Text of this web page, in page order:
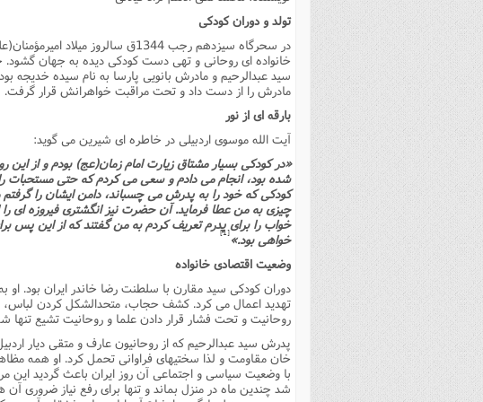
شماره
شماره
شماره
شماره
شماره
شماره
علوم تربیتی
آئین
خانواده
تولد و دوران کودکى
خانواده اى روحانى و تهى دست کودکى دیده به جهان گشود.
سید عبدالرحیم و مادرش بانویى پارسا به نام سیده خدیجه
مادرش را از دست داد و تحت مراقبت خواهرانش قرار گرفت.
بارقه اى از نور
آیت الله موسوى اردبیلى در خاطره اى شیرین مى گوید:
«در کودکى بسیار مشتاق زیارت امام زمان(عج) بودم و از
شده بود، انجام مى دادم و سعى مى کردم که حتى مستحبات
کودکى که خود را به پدرش مى چسباند، دامن ایشان را
چیزى به من عطا فرماید. آن حضرت نیز انگشترى فیروزه اى
خواب را براى پدرم تعریف کردم به من گفتند که از این پس
خواهى بود.»[1]
وضعیت اقتصادى خانواده
دوران کودکى سید مقارن با سلطنت رضا خاندر ایران بود. او
تهدید اعمال مى کرد. کشف حجاب، متحدالشکل کردن
روحانیت و تحت فشار قرار دادن علما و روحانیت تشیع
پدرش سید عبدالرحیم که از روحانیون عارف و متقى دیار
خان مقاومت و لذا سختیهاى فراوانى تحمل کرد. او همه
با وضعیت سیاسى و اجتماعى آن روز ایران باعث گردید این
شد چندین ماه در منزل بماند و تنها براى رفع نیاز ضرورى